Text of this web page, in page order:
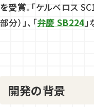
を受賞。「ケルベロス
部分）」、「弁慶 SB224
開発の背景